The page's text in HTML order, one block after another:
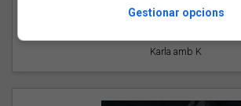
Karla amb K
Gestionar opcions